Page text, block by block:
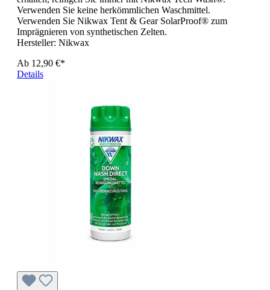
Verwenden Sie keine herkömmlichen Waschmittel.
Verwenden Sie Nikwax Tent & Gear SolarProof® zum
Imprägnieren von synthetischen Zelten.
Hersteller: Nikwax
Ab 12,90 €*
Details